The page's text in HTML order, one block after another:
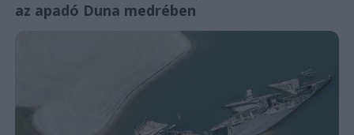
az apadó Duna medrében